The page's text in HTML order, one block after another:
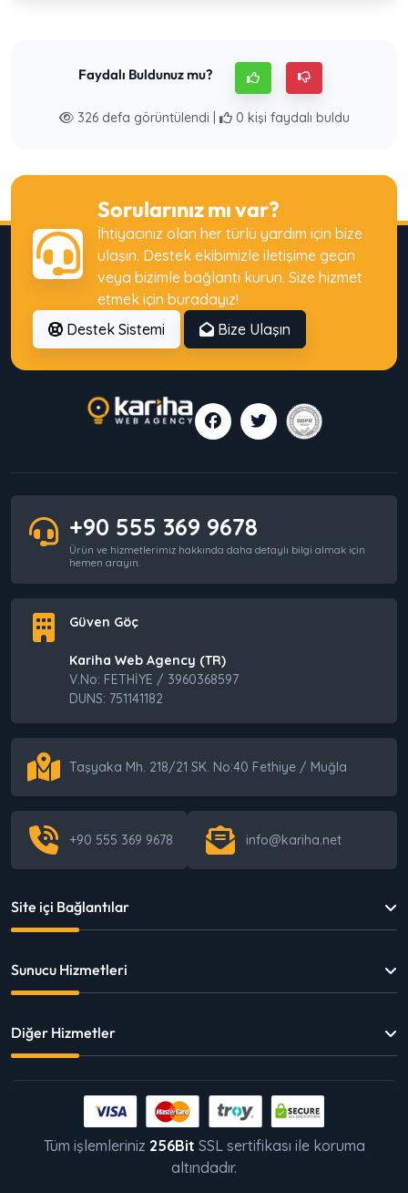
Faydalı Buldunuz mu?
326 defa görüntülendi | 0 kişi faydalı buldu
Sorularınız mı var?
İhtiyacınız olan her türlü yardım için bize
ulaşın. Destek ekibimizle iletişime geçin
veya bizimle bağlantı kurun. Size hizmet
etmek için buradayız!
Destek Sistemi
Bize Ulaşın
+90 555 369 9678
Ürün ve hizmetlerimiz hakkında daha detaylı bilgi almak için
hemen arayın.
Güven Göç
Kariha Web Agency (TR)
V.No: FETHİYE / 3960368597
DUNS: 751141182
Taşyaka Mh. 218/21 SK. No:40 Fethiye / Muğla
+90 555 369 9678 info@kariha.net
Site içi Bağlantılar
Sunucu Hizmetleri
Diğer Hizmetler
Tüm işlemleriniz 256Bit SSL sertifikası ile koruma
altındadır.